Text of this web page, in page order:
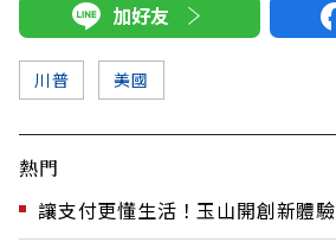
加好友
川普 美國
熱門
讓支付更懂生活！玉山開創新體驗